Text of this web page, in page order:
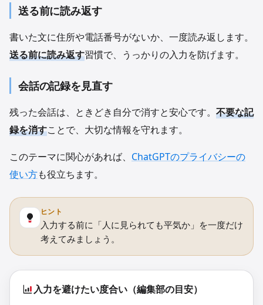
送る前に読み返す
書いた文に住所や電話番号がないか、一度読み返します。
送る前に読み返す習慣で、うっかりの入力を防げます。
会話の記録を見直す
残った会話は、ときどき自分で消すと安心です。 不要な記
録を消すことで、大切な情報を守れます。
このテーマに関心があれば、 ChatGPTのプライバシーの
使い方も役立ちます。
ヒント
入力する前に「人に見られても平気か」を一度だけ
考えてみましょう。
入力を避けたい度合い（編集部の目安）